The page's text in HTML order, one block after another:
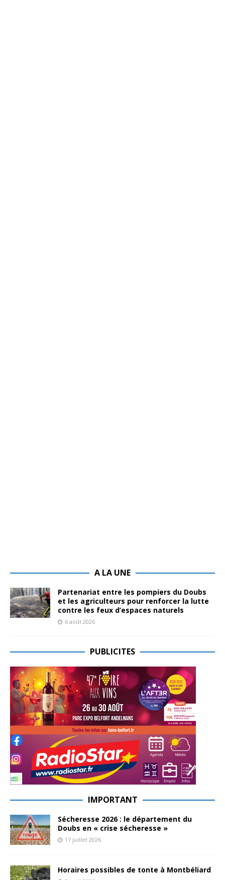
A LA UNE
Partenariat entre les pompiers du Doubs
et les agriculteurs pour renforcer la lutte
contre les feux d’espaces naturels
6 août 2026
PUBLICITES
IMPORTANT
Sécheresse 2026 : le département du
Doubs en « crise sécheresse »
17 juillet 2026
Horaires possibles de tonte à Montbéliard